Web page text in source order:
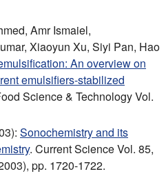
Amr Ismaiel,
Xiaoyun Xu, Siyi Pan, Hao
An overview on
emulsifiers-stabilized
Science & Technology Vol.
Sonochemistry and its
. Current Science Vol. 85,
pp. 1720-1722.